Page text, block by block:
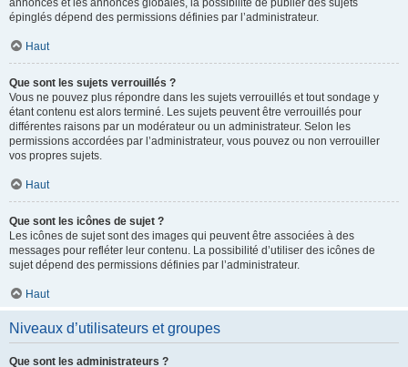
annonces et les annonces globales, la possibilité de publier des sujets
épinglés dépend des permissions définies par l’administrateur.
Haut
Que sont les sujets verrouillés ?
Vous ne pouvez plus répondre dans les sujets verrouillés et tout sondage y
étant contenu est alors terminé. Les sujets peuvent être verrouillés pour
différentes raisons par un modérateur ou un administrateur. Selon les
permissions accordées par l’administrateur, vous pouvez ou non verrouiller
vos propres sujets.
Haut
Que sont les icônes de sujet ?
Les icônes de sujet sont des images qui peuvent être associées à des
messages pour refléter leur contenu. La possibilité d’utiliser des icônes de
sujet dépend des permissions définies par l’administrateur.
Haut
Niveaux d’utilisateurs et groupes
Que sont les administrateurs ?